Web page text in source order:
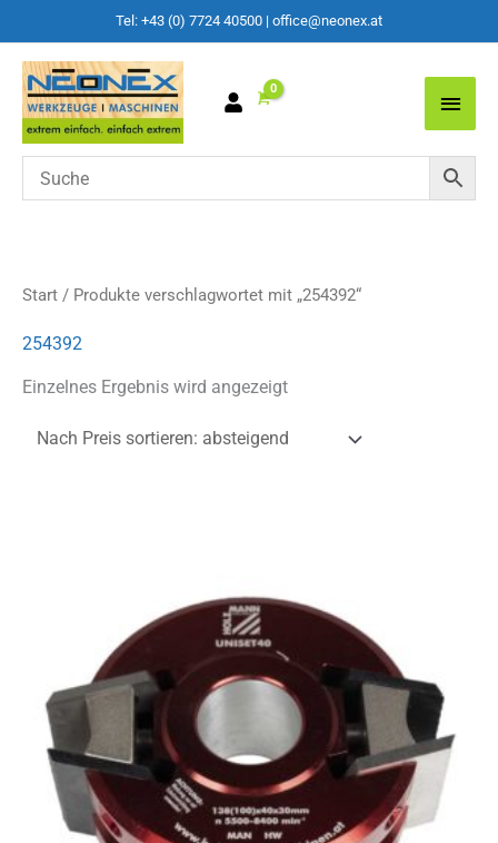
Tel: +43 (0) 7724 40500 | office@neonex.at
Main
Start / Produkte verschlagwortet mit „254392“
254392
Einzelnes Ergebnis wird angezeigt